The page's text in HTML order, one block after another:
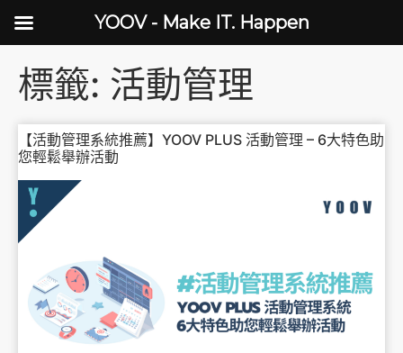
標籤: 活動管理
【活動管理系統推薦】YOOV PLUS 活動管理 – 6大特色助
您輕鬆舉辦活動
YOOV - Make IT. Happen